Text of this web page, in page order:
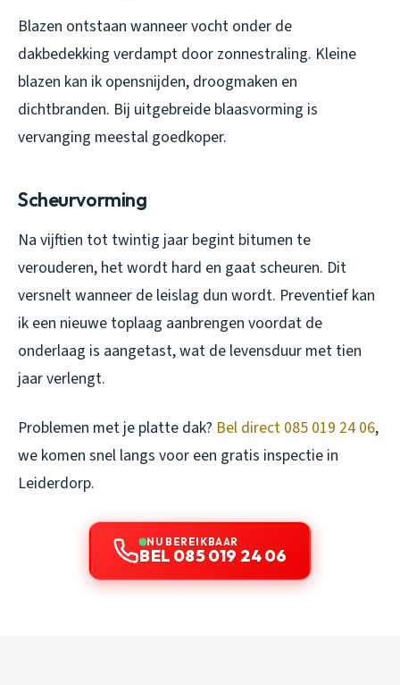
Blazen ontstaan wanneer vocht onder de
dakbedekking verdampt door zonnestraling. Kleine
blazen kan ik opensnijden, droogmaken en
dichtbranden. Bij uitgebreide blaasvorming is
vervanging meestal goedkoper.
Scheurvorming
Na vijftien tot twintig jaar begint bitumen te
verouderen, het wordt hard en gaat scheuren. Dit
versnelt wanneer de leislag dun wordt. Preventief kan
ik een nieuwe toplaag aanbrengen voordat de
onderlaag is aangetast, wat de levensduur met tien
jaar verlengt.
Problemen met je platte dak? Bel direct 085 019 24 06,
we komen snel langs voor een gratis inspectie in
Leiderdorp.
NU BEREIKBAAR
BEL 085 019 24 06